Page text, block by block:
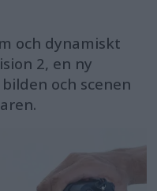
och dynamiskt
2, en ny
och scenen